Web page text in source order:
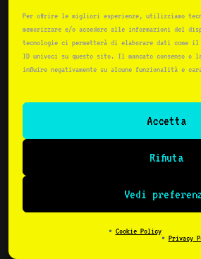
Per offrire le migliori esperienze, utilizziamo
memorizzare e/o accedere alle informazioni del
tecnologie ci permetterà di elaborare dati come il
ID univoci su questo sito. Il mancato consenso o la
influire negativamente su alcune funzionalità e
Accetta
Rifiuta
Vedi
Cookie Policy
Privacy
Cookie Policy
Privacy Policy /